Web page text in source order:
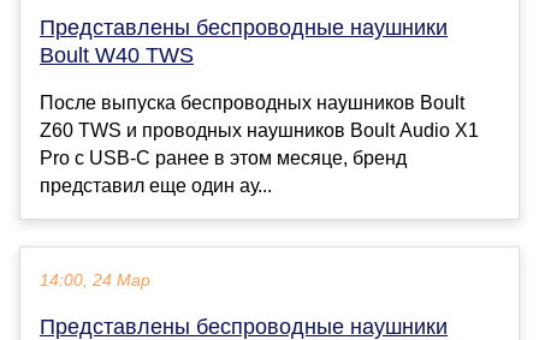
Представлены беспроводные наушники
Boult W40 TWS
После выпуска беспроводных наушников Boult
Z60 TWS и проводных наушников Boult Audio X1
Pro с USB-C ранее в этом месяце, бренд
представил еще один ау...
14:00, 24 Мар
Представлены беспроводные наушники